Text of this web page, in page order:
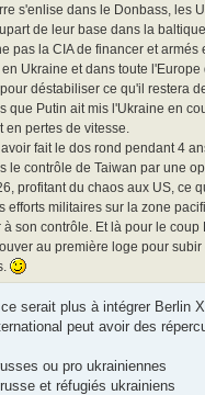
s'enlise dans le Donbass, les
de leur base dans la
pas la CIA de financer et armés
Ukraine et dans toute l'Europe
déstabiliser ce qu'il restera
que Putin ait mis l'Ukraine en
en pertes de vitesse.
fait le dos rond pendant 4
le contrôle de Taiwan par une
profitant du chaos aux US, ce
efforts militaires sur la zone
son contrôle. Et là pour le coup
au première loge pour
serait plus à intégrer Berlin
peut avoir des
ou pro ukrainiennes
et réfugiés ukrainiens